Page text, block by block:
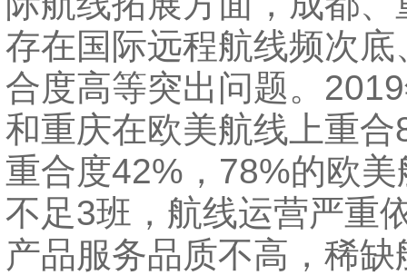
存在国际远程航线频次底
合度高等突出问题。
和重庆在欧美航线上重合
重合度42%，78%的欧
不足3班，航线运营严重
产品服务品质不高，稀缺